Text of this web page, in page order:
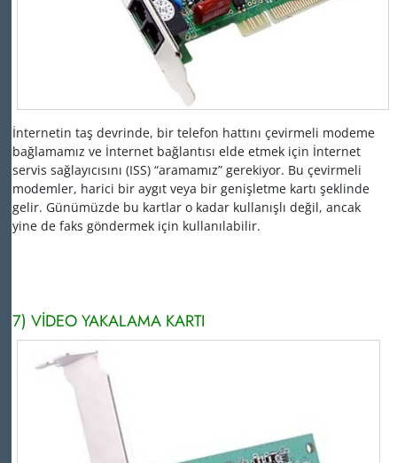
İnternetin taş devrinde, bir telefon hattını çevirmeli modeme
bağlamamız ve İnternet bağlantısı elde etmek için İnternet
servis sağlayıcısını (ISS) “aramamız” gerekiyor. Bu çevirmeli
modemler, harici bir aygıt veya bir genişletme kartı şeklinde
gelir. Günümüzde bu kartlar o kadar kullanışlı değil, ancak
yine de faks göndermek için kullanılabilir.
7) VİDEO YAKALAMA KARTI